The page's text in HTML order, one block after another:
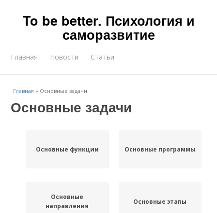
To be better. Психология и
саморазвитие
Главная Новости Статьи
Главная » Основные задачи
Основные задачи
Основные функции Основные программы
Основные
направления
Основные этапы